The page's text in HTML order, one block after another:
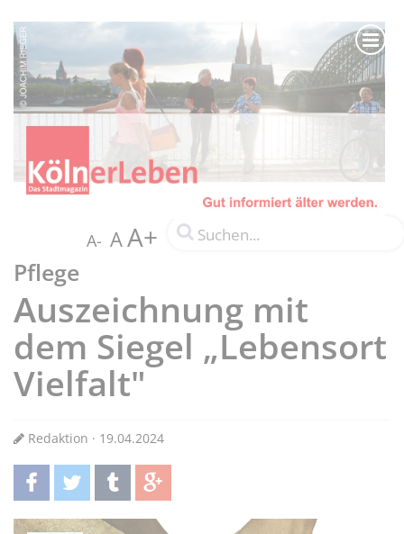
A- AA+
Pflege
Auszeichnung mit
dem Siegel „Lebensort
Vielfalt"
Redaktion · 19.04.2024
teilentwittern teilen teilen